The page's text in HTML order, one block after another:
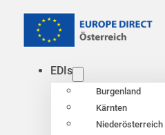
EDIs
Burgenland
Kärnten
Niederösterreich